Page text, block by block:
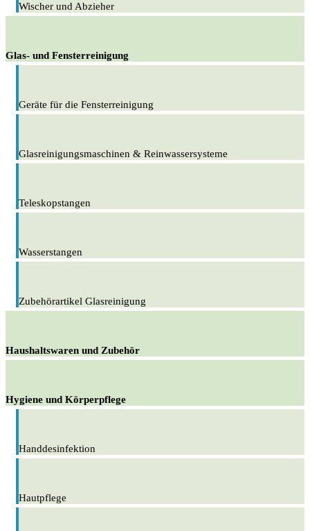
Wischer und Abzieher
Glas- und Fensterreinigung
Geräte für die Fensterreinigung
Glasreinigungsmaschinen & Reinwassersysteme
Teleskopstangen
Wasserstangen
Zubehörartikel Glasreinigung
Haushaltswaren und Zubehör
Hygiene und Körperpflege
Handdesinfektion
Hautpflege